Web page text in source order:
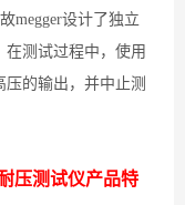
megger设计了独立
测试过程中，使用
的输出，并中止测
压测试仪产品特